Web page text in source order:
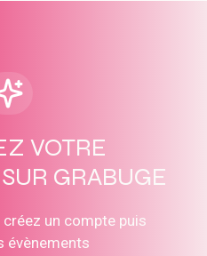
VOTRE
GRABUGE
créez un compte puis
évènements